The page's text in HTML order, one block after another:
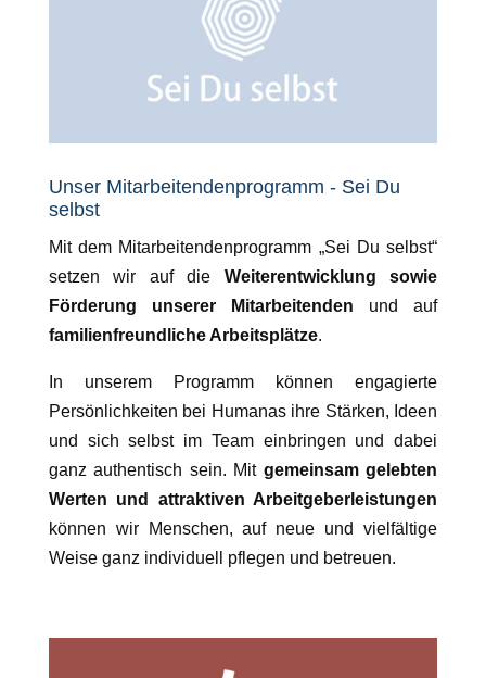
Unser Mitarbeitendenprogramm - Sei Du
selbst
Mit dem Mitarbeitendenprogramm „Sei Du selbst“
setzen wir auf die Weiterentwicklung sowie
Förderung unserer Mitarbeitenden und auf
familienfreundliche Arbeitsplätze.
In unserem Programm können engagierte
Persönlichkeiten bei Humanas ihre Stärken, Ideen
und sich selbst im Team einbringen und dabei
ganz authentisch sein. Mit gemeinsam gelebten
Werten und attraktiven Arbeitgeberleistungen
können wir Menschen, auf neue und vielfältige
Weise ganz individuell pflegen und betreuen.